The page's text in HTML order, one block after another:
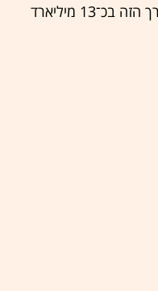
הציבורית נדרשת לסבסד את המערך הזה בכ־13 מיליארד